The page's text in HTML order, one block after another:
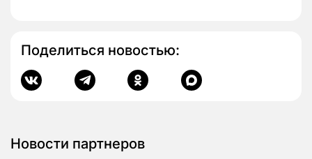
Поделиться новостью:
Новости партнеров